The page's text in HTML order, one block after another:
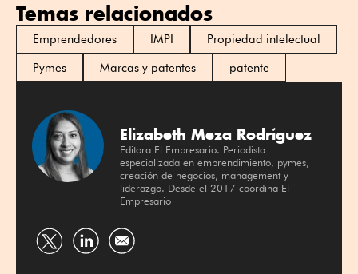
Temas relacionados
Emprendedores IMPI
Propiedad intelectual
Pymes
Marcas y patentes patente
Elizabeth Meza Rodríguez
Editora El Empresario. Periodista
especializada en emprendimiento, pymes,
creación de negocios, management y
liderazgo. Desde el 2017 coordina El
Empresario
Compartir Compartir